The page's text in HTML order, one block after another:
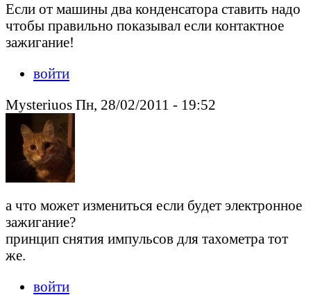
Если от машины два конденсатора ставить надо
чтобы правильно показывал если контактное
зажигание!
войти
Mysteriuos Пн, 28/02/2011 - 19:52
а что может измениться если будет электронное
зажигание?
принцип снятия импульсов для тахометра тот
же.
войти